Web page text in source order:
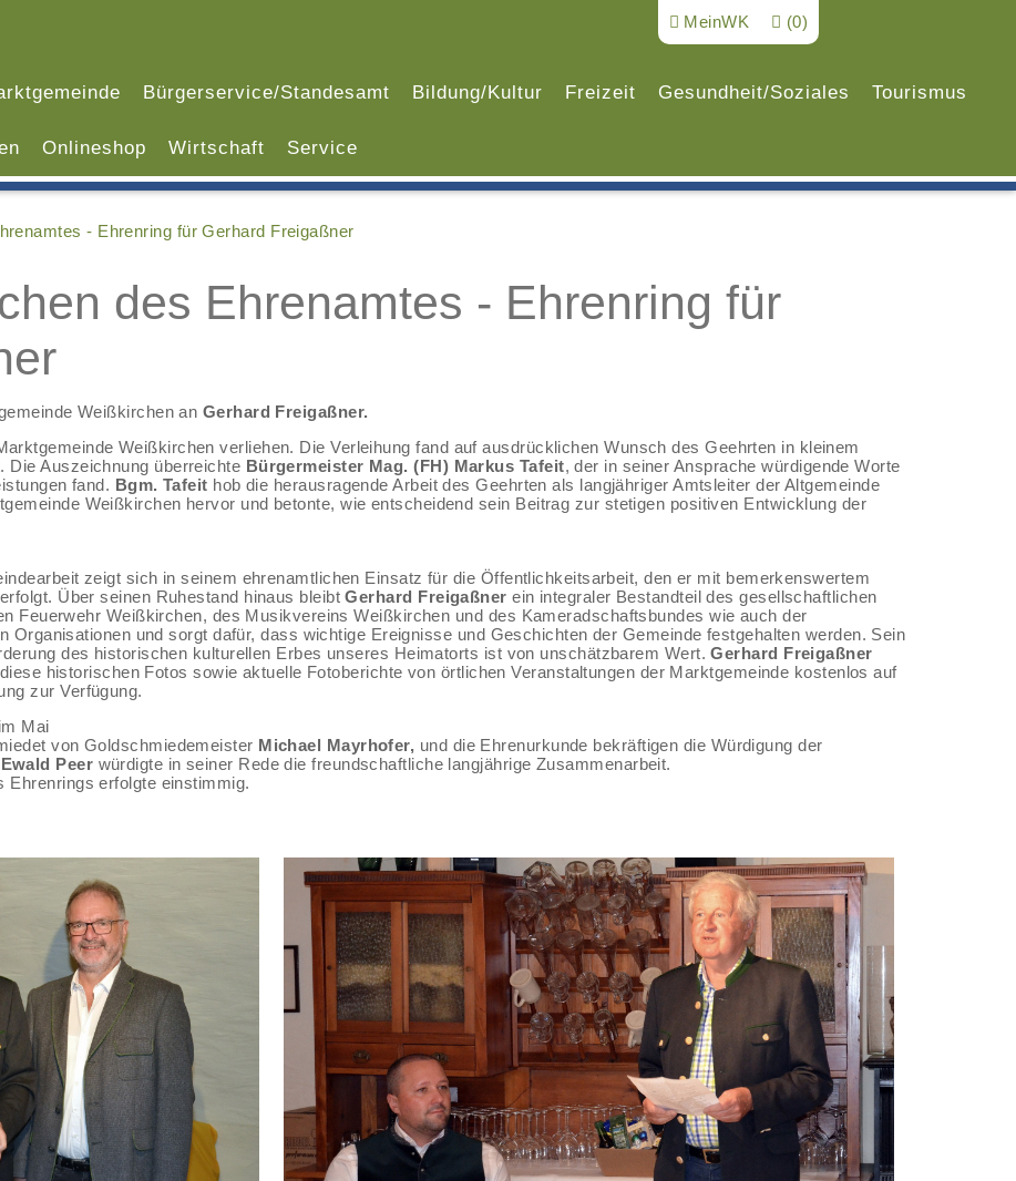
MeinWK (0)
Bürgerservice/Standesamt Bildung/Kultur Freizeit Gesundheit/Soziales Tourismus
Onlineshop Wirtschaft Service
- Ehrenring für Gerhard Freigaßner
des Ehrenamtes - Ehrenring für
Weißkirchen an Gerhard Freigaßner.
Weißkirchen verliehen. Die Verleihung fand auf ausdrücklichen Wunsch des Geehrten in kleinem
Die Auszeichnung überreichte Bürgermeister Mag. (FH) Markus Tafeit, der in seiner Ansprache würdigende Worte
fand. Bgm. Tafeit hob die herausragende Arbeit des Geehrten als langjähriger Amtsleiter der Altgemeinde
Weißkirchen hervor und betonte, wie entscheidend sein Beitrag zur stetigen positiven Entwicklung der
zeigt sich in seinem ehrenamtlichen Einsatz für die Öffentlichkeitsarbeit, den er mit bemerkenswertem
Über seinen Ruhestand hinaus bleibtGerhard Freigaßner ein integraler Bestandteil des gesellschaftlichen
Feuerwehr Weißkirchen, des Musikvereins Weißkirchen und des Kameradschaftsbundes wie auch der
Organisationen und sorgt dafür, dass wichtige Ereignisse und Geschichten der Gemeinde festgehalten werden. Sein
des historischen kulturellen Erbes unseres Heimatorts ist von unschätzbarem Wert.Gerhard Freigaßner
historischen Fotos sowie aktuelle Fotoberichte von örtlichen Veranstaltungen der Marktgemeinde kostenlos auf
zur Verfügung.
Mai
von Goldschmiedemeister Michael Mayrhofer, und die Ehrenurkunde bekräftigen die Würdigung der
Peer würdigte in seiner Rede die freundschaftliche langjährige Zusammenarbeit.
Ehrenrings erfolgte einstimmig.